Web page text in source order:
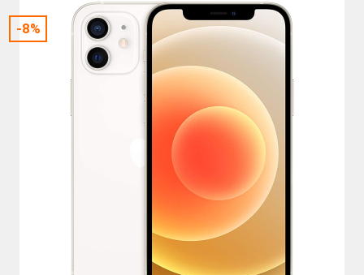
-8%